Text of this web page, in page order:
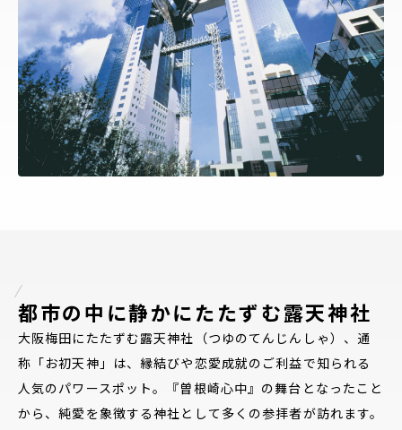
※You will be redirected to Choice Hotel International official website
都市の中に静かにたたずむ露天神社
大阪梅田にたたずむ露天神社（つゆのてんじんしゃ）、通
称「お初天神」は、縁結びや恋愛成就のご利益で知られる
人気のパワースポット。『曽根崎心中』の舞台となったこと
から、純愛を象徴する神社として多くの参拝者が訪れます。